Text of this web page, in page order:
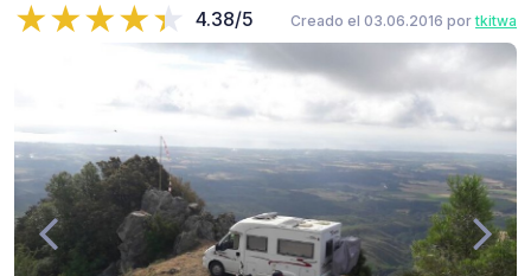
4.38/5 Creado el 03.06.2016 portkitwa